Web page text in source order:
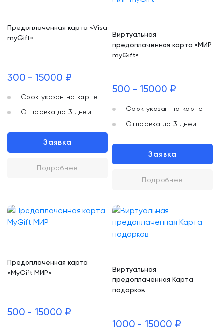
Предоплаченная карта «Visa
myGift»
300 - 15000 ₽
Срок указан на карте
Отправка до 3 дней
Заявка
Подробнее
Виртуальная
предоплаченная карта «МИР
myGift»
500 - 15000 ₽
Срок указан на карте
Отправка до 3 дней
Заявка
Подробнее
Предоплаченная карта
«MyGift МИР»
500 - 15000 ₽
Виртуальная
предоплаченная Карта
подарков
1000 - 15000 ₽